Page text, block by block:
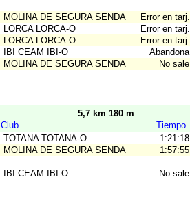
MOLINA DE SEGURA SENDA
Error en tarj.
LORCA LORCA-O
Error en tarj.
LORCA LORCA-O
Error en tarj.
IBI CEAM IBI-O
Abandona
MOLINA DE SEGURA SENDA No sale
5,7 km 180 m
Club Tiempo
TOTANA TOTANA-O 1:21:18
MOLINA DE SEGURA SENDA 1:57:55
IBI CEAM IBI-O No sale